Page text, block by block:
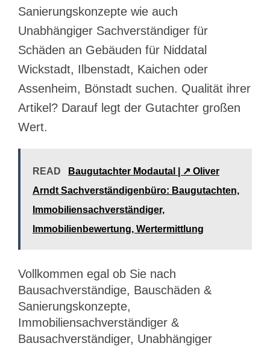
Sanierungskonzepte wie auch
Unabhängiger Sachverständiger für
Schäden an Gebäuden für Niddatal
Wickstadt, Ilbenstadt, Kaichen oder
Assenheim, Bönstadt suchen. Qualität ihrer
Artikel? Darauf legt der Gutachter großen
Wert.
READ
Baugutachter Modautal | ↗️ Oliver
Arndt Sachverständigenbüro: Baugutachten,
Immobiliensachverständiger,
Immobilienbewertung, Wertermittlung
Vollkommen egal ob Sie nach
Bausachverständige, Bauschäden &
Sanierungskonzepte,
Immobiliensachverständiger &
Bausachverständiger, Unabhängiger